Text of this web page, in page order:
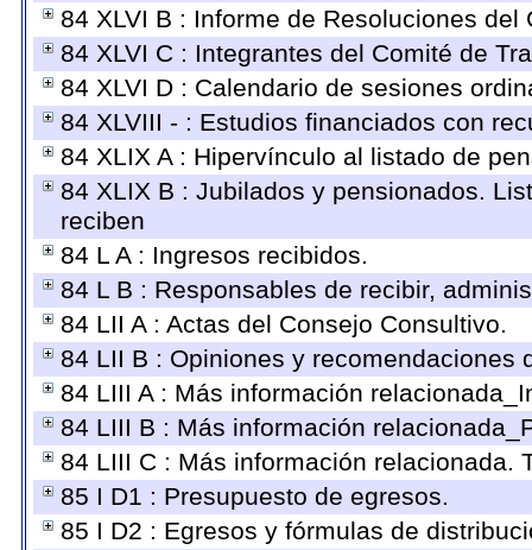
84 XLVI B : Informe de Resoluciones del
84 XLVI C : Integrantes del Comité de
84 XLVI D : Calendario de sesiones
84 XLVIII - : Estudios financiados con
84 XLIX A : Hipervínculo al listado de
84 XLIX B : Jubilados y pensionados.
reciben
84 L A : Ingresos recibidos.
84 L B : Responsables de recibir,
84 LII A : Actas del Consejo Consultivo.
84 LII B : Opiniones y recomendaciones
84 LIII A : Más información
84 LIII B : Más información
84 LIII C : Más información relacionada.
85 I D1 : Presupuesto de egresos.
85 I D2 : Egresos y fórmulas de